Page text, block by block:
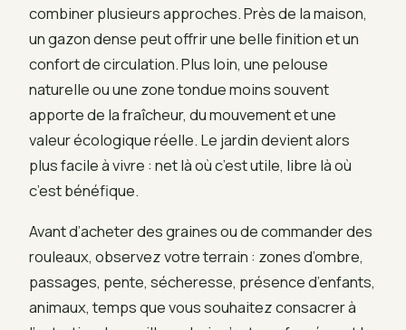
combiner plusieurs approches. Près de la maison,
un gazon dense peut offrir une belle finition et un
confort de circulation. Plus loin, une pelouse
naturelle ou une zone tondue moins souvent
apporte de la fraîcheur, du mouvement et une
valeur écologique réelle. Le jardin devient alors
plus facile à vivre : net là où c’est utile, libre là où
c’est bénéfique.
Avant d’acheter des graines ou de commander des
rouleaux, observez votre terrain : zones d’ombre,
passages, pente, sécheresse, présence d’enfants,
animaux, temps que vous souhaitez consacrer à